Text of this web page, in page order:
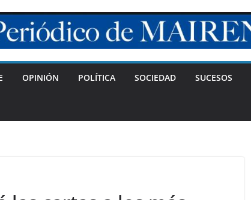
OPINIÓN POLÍTICA SOCIEDAD SUCESOS